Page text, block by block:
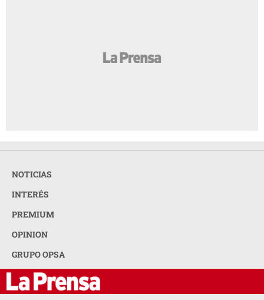
NOTICIAS
INTERÉS
PREMIUM
OPINION
GRUPO OPSA